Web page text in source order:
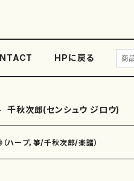
HPに戻る
千秋次郎(センシュウ ジロウ)
ハープ，箏/千秋次郎/楽譜）